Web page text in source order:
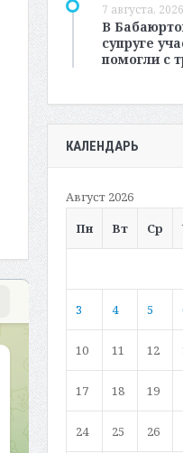
7 августа,
В
супруге
помогли с
КАЛЕНДАРЬ
Август 2026
Пн
Вт Ср
3 4 5
10 11 12
17 18 19
24 25 26